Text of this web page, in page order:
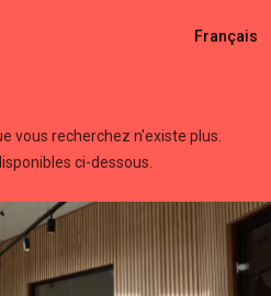
Français
vous recherchez n'existe plus.
ci-dessous.